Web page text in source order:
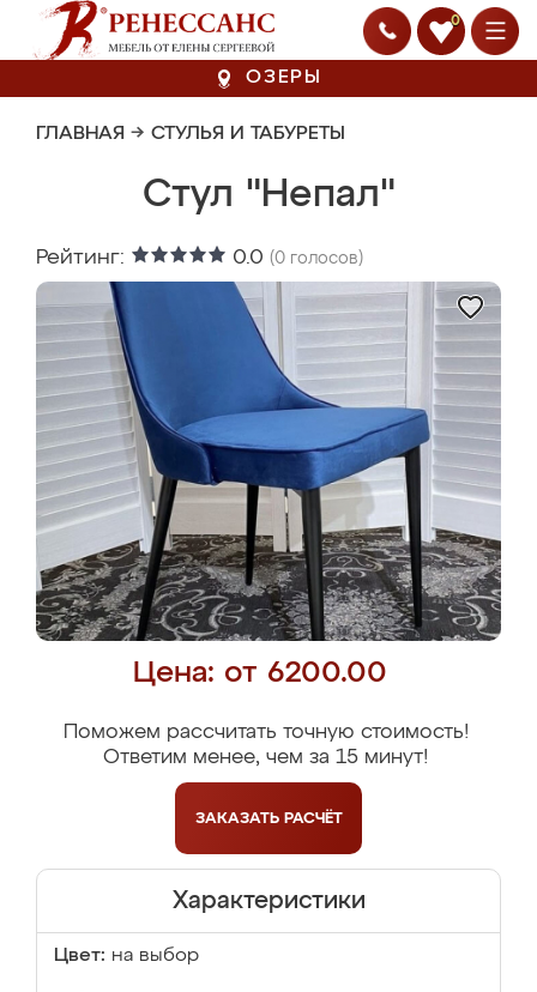
0
ОЗЕРЫ
ГЛАВНАЯ → СТУЛЬЯ И ТАБУРЕТЫ
Стул "Непал"
Рейтинг: 0.0 (0 голосов)
Цена: от 6200.00
Поможем рассчитать точную стоимость!
Ответим менее, чем за 15 минут!
ЗАКАЗАТЬ РАСЧЁТ
Характеристики
Цвет: на выбор